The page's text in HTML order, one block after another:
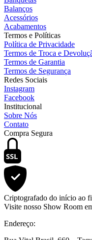
Balanços
Acessórios
Acabamentos
Termos e Políticas
Política de Privacidade
Termos de Troca e
Termos de Garantia
Termos de Segurança
Redes Sociais
Instagram
Facebook
Institucional
Sobre Nós
Contato
Compra Segura
SSL
Criptografado do início ao
Visite nosso Show Room
Endereço: